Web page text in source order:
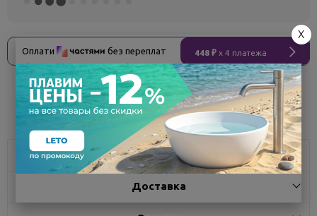
Оплати без переплат 448 ₽ x 4 платежа
Поделиться
Характеристики
Доставка
X